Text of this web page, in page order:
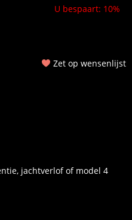
U bespaart: 10%
Zet op wensenlijst
jachtverlof of model 4